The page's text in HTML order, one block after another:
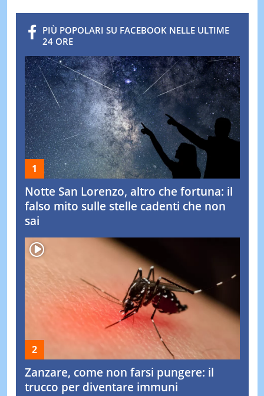
PIÙ POPOLARI SU FACEBOOK NELLE ULTIME
24 ORE
Notte San Lorenzo, altro che fortuna: il
falso mito sulle stelle cadenti che non
sai
Zanzare, come non farsi pungere: il
trucco per diventare immuni